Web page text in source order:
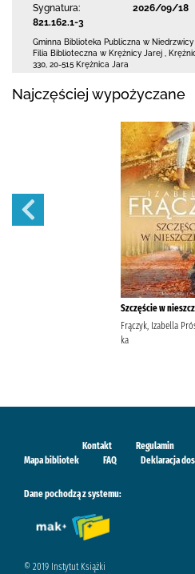
Sygnatura:
821.162.1-3
2026/09/18
Gminna Biblioteka Publiczna w Niedrzwicy
Filia Biblioteczna w Krężnicy Jarej
330 20-515 Krężnica Jara
Najczęściej wypożyczane
Szczęście w
Frączyk, Izabella
ka
Kontakt Regulamin
Mapa bibliotek
FAQ Deklaracja
Dane pochodzą z systemu:
© 2019 Instytut Książki